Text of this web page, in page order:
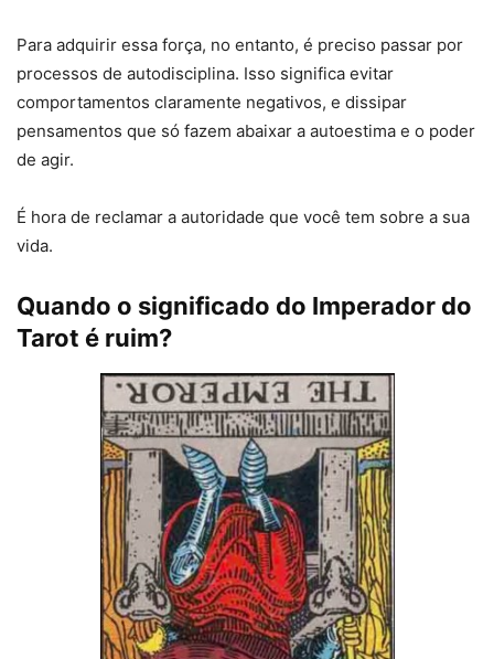
Para adquirir essa força, no entanto, é preciso passar por
processos de autodisciplina. Isso significa evitar
comportamentos claramente negativos, e dissipar
pensamentos que só fazem abaixar a autoestima e o poder
de agir.
É hora de reclamar a autoridade que você tem sobre a sua
vida.
Quando o significado do Imperador do
Tarot é ruim?